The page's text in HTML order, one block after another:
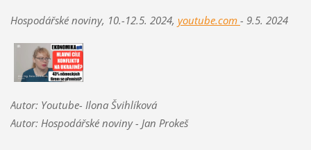
Hospodářské noviny, 10.-12.5. 2024, youtube.com - 9.5. 2024
Autor: Youtube- Ilona Švihlíková
Autor: Hospodářské noviny - Jan Prokeš